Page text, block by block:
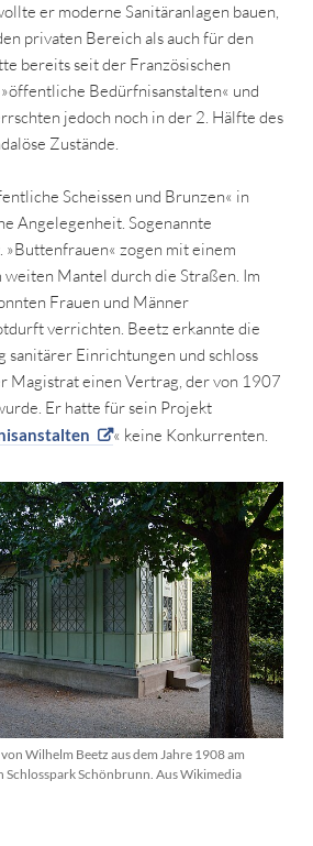
er moderne Sanitäranlagen bauen,
privaten Bereich als auch für den
bereits seit der Französischen
Bedürfnisanstalten« und
jedoch noch in der 2. Hälfte des
Zustände.
Scheissen und Brunzen« in
Angelegenheit. Sogenannte
»Buttenfrauen« zogen mit einem
Mantel durch die Straßen. Im
Frauen und Männer
verrichten. Beetz erkannte die
sanitärer Einrichtungen und schloss
Magistrat einen Vertrag, der von 1907
Er hatte für sein Projekt
« keine Konkurrenten.
Wilhelm Beetz aus dem Jahre 1908 am
Schlosspark Schönbrunn. Aus Wikimedia